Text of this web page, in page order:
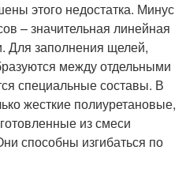
этого недостатка. Минус
– значительная линейная
Для заполнения щелей,
между отдельными
специальные составы. В
жесткие полиуретановые,
из смеси
способны изгибаться по